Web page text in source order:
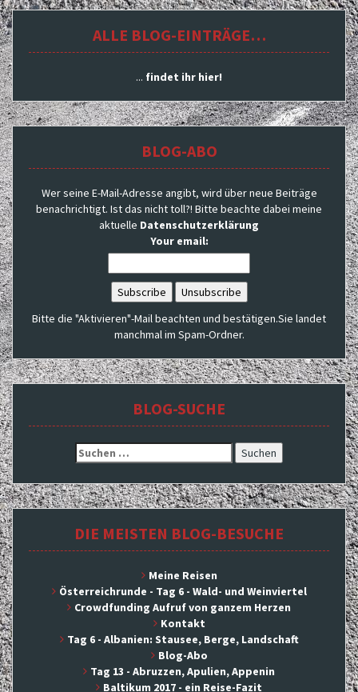
ALLE BLOG-EINTRÄGE…
... findet ihr hier!
BLOG-ABO
Wer seine E-Mail-Adresse angibt, wird über neue Beiträge
benachrichtigt. Ist das nicht toll?! Bitte beachte dabei meine
aktuelle Datenschutzerklärung
Your email:
Bitte die "Aktivieren"-Mail beachten und bestätigen.Sie landet
manchmal im Spam-Ordner.
BLOG-SUCHE
Suchen
nach:
DIE MEISTEN BLOG-BESUCHE
Meine Reisen
Österreichrunde - Tag 6 - Wald- und Weinviertel
Crowdfunding Aufruf von ganzem Herzen
Kontakt
Tag 6 - Albanien: Stausee, Berge, Landschaft
Blog-Abo
Tag 13 - Abruzzen, Apulien, Appenin
Baltikum 2017 - ein Reise-Fazit